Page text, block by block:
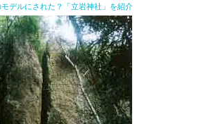
デルにされた？「立岩神社」を紹介